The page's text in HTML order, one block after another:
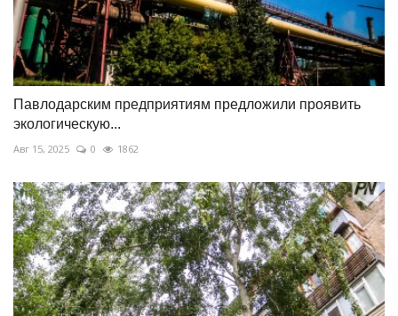
Павлодарским предприятиям предложили проявить
экологическую...
Авг 15, 2025 0 1862